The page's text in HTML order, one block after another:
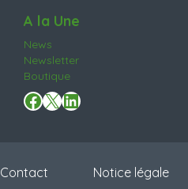
A la Une
News
Newsletter
Boutique
Facebook
X LinkedIn
Contact Notice légale